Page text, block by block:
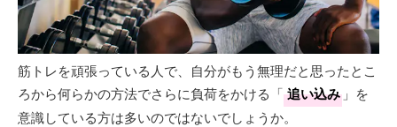
筋トレを頑張っている人で、自分がもう無理だと思ったとこ
ろから何らかの方法でさらに負荷をかける「 追い込み 」を
意識している方は多いのではないでしょうか。